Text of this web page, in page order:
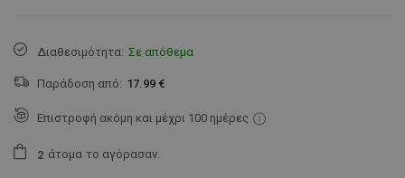
Διαθεσιμότητα: Σε απόθεμα
Παράδοση από: 17.99 €
Επιστροφή ακόμη και μέχρι 100 ημέρες
2 άτομα το αγόρασαν.